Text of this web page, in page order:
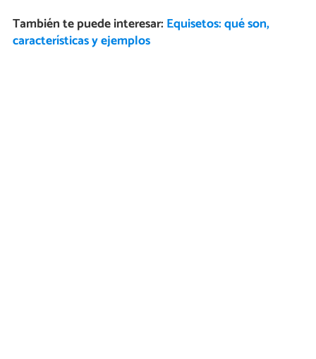
También te puede interesar: Equisetos: qué son,
características y ejemplos